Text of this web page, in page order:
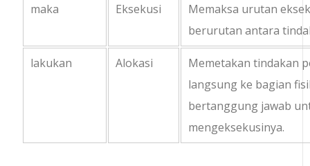
maka Eksekusi
Memaksa urutan
berurutan antara
lakukan Alokasi
Memetakan tindakan
langsung ke bagian
bertanggung jawab
mengeksekusinya.